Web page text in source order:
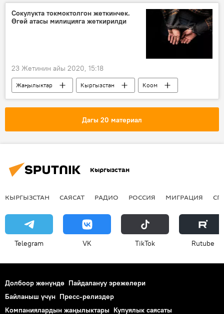
пневмония
рентген
Сокулукта токмоктолгон жеткинчек.
Өгөй атасы милицияга жеткирилди
23 Жетинин айы 2020, 15:18
Жаңылыктар Кыргызстан
Коом
Окуялар
Сокулук
жеткинчек
Дагы 20 материал
Кыргызстан
КЫРГЫЗСТАН САЯСАТ РАДИО РОССИЯ МИГРАЦИЯ
Telegram VK ТikТоk Rutube
Долбоор жөнүндө Пайдалануу эрежелери
Байланыш үчүн Пресс-релиздер
Компаниялардын жаңылыктары Купуялык саясаты